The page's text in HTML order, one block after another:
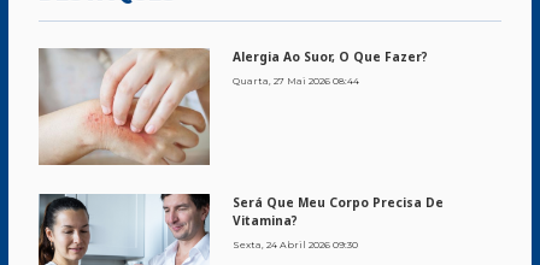
Alergia Ao Suor, O Que Fazer?
Quarta, 27 Mai 2026 08:44
Será Que Meu Corpo Precisa De
Vitamina?
Sexta, 24 Abril 2026 09:30